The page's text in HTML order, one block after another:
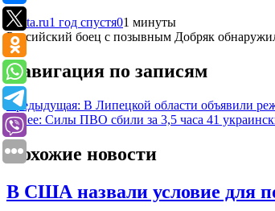
Lenta.ru1 год спустя01 минуты
Российский боец с позывным Добряк
Навигация по записям
Предыдущая: В Липецкой области объявили
Далее: Силы ПВО сбили за 3,5 часа 41
Похожие новости
В США назвали условие для